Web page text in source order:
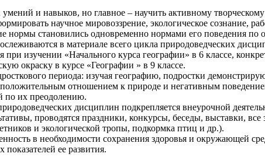
и навыков, но главное – научить активному
научное мировоззрение, экологическое сознание,
нормы становились одновременно нормами его поведения
в материале всего цикла природоведческих
изучении «Начального курса географии» в 6 классе,
окраску в курсе «Географии » в 9 классе.
периода: изучая географию, подростки
отношением к природе и негативным
по их преодолению.
дисциплин подкрепляется внеурочной
проводятся праздники, конкурсы, беседы, выставки, все
и экологической тропы, подкормка птиц и др.).
в необходимости сохранения здоровья и окружающей
ее развития.